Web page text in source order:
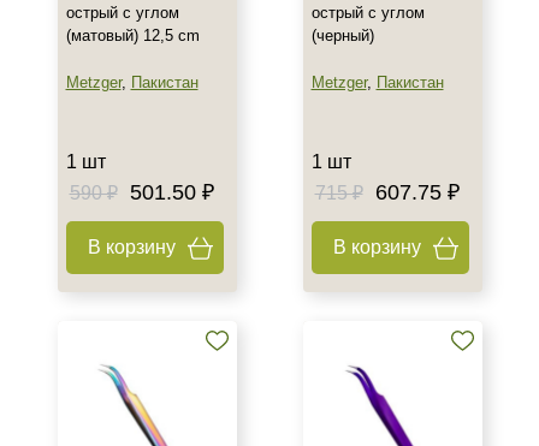
Пинцет
острый с углом
(матовый) 12,5 cm
Metzger, Пакистан
1 шт
590 ₽
501.50 ₽
В корзину
острый с углом
(черный)
Metzger, Пакистан
1 шт
715 ₽
607.75 ₽
В корзину